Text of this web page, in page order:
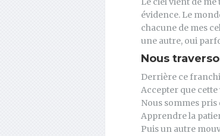
évidence. Le
chacune de mes
une autre, oui
Nous
Derrière ce
Accepter que
Nous sommes
Apprendre la
Puis un autre